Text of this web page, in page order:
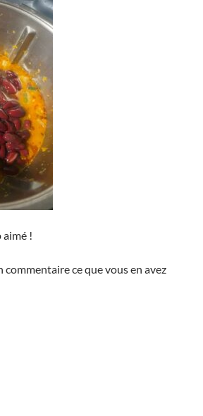
aimé !
commentaire ce que vous en avez